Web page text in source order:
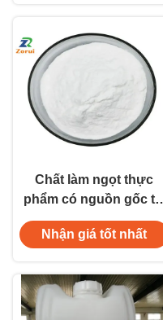
Chất làm ngọt thực
phẩm có nguồn gốc từ
thực vật D-Galactose
CAS 59-23-4
Nhận giá tốt nhất